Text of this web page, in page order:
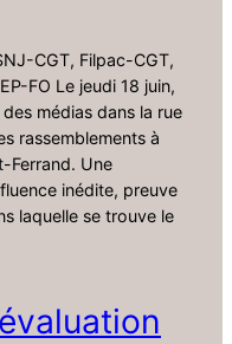
CGT, Filpac-CGT,
FO Le jeudi 18 juin,
médias dans la rue
rassemblements à
Ferrand. Une
inédite, preuve
laquelle se trouve le